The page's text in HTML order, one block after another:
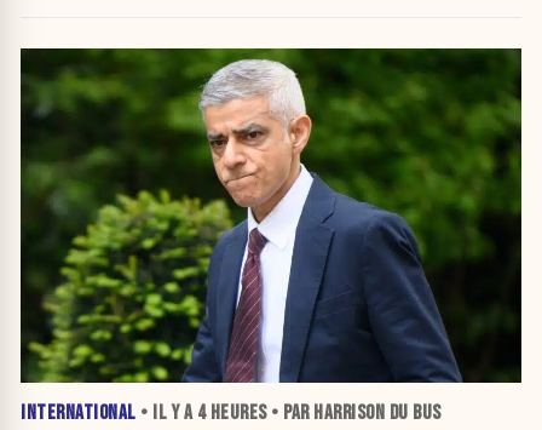
INTERNATIONAL • IL Y A 4 HEURES• PAR HARRISON DU BUS